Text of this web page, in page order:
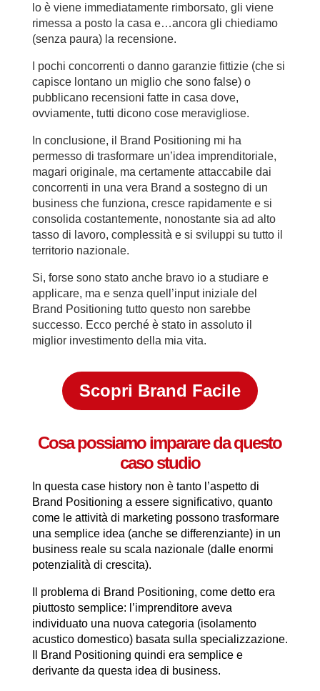
lo è viene immediatamente rimborsato, gli viene
rimessa a posto la casa e…ancora gli chiediamo
(senza paura) la recensione.
I pochi concorrenti o danno garanzie fittizie (che si
capisce lontano un miglio che sono false) o
pubblicano recensioni fatte in casa dove,
ovviamente, tutti dicono cose meravigliose.
In conclusione, il Brand Positioning mi ha
permesso di trasformare un’idea imprenditoriale,
magari originale, ma certamente attaccabile dai
concorrenti in una vera Brand a sostegno di un
business che funziona, cresce rapidamente e si
consolida costantemente, nonostante sia ad alto
tasso di lavoro, complessità e si sviluppi su tutto il
territorio nazionale.
Si, forse sono stato anche bravo io a studiare e
applicare, ma e senza quell’input iniziale del
Brand Positioning tutto questo non sarebbe
successo. Ecco perché è stato in assoluto il
miglior investimento della mia vita.
Scopri Brand Facile
Cosa possiamo imparare da questo
caso studio
In questa case history non è tanto l’aspetto di
Brand Positioning a essere significativo, quanto
come le attività di marketing possono trasformare
una semplice idea (anche se differenziante) in un
business reale su scala nazionale (dalle enormi
potenzialità di crescita).
Il problema di Brand Positioning, come detto era
piuttosto semplice: l’imprenditore aveva
individuato una nuova categoria (isolamento
acustico domestico) basata sulla specializzazione.
Il Brand Positioning quindi era semplice e
derivante da questa idea di business.